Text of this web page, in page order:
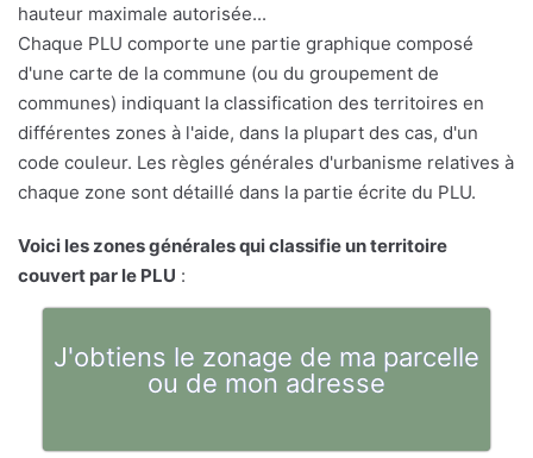
hauteur maximale autorisée...
Chaque PLU comporte une partie graphique composé
d'une carte de la commune (ou du groupement de
communes) indiquant la classification des territoires en
différentes zones à l'aide, dans la plupart des cas, d'un
code couleur. Les règles générales d'urbanisme relatives à
chaque zone sont détaillé dans la partie écrite du PLU.
Voici les zones générales qui classifie un territoire
couvert par le PLU :
J'obtiens le zonage de ma parcelle
ou de mon adresse